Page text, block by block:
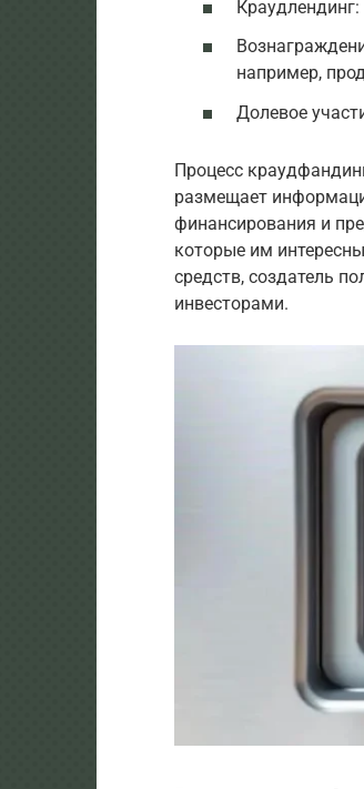
например,
Долевое
Процесс
размещает
финансирования и
которые им
средств, создатель
инвесторами.